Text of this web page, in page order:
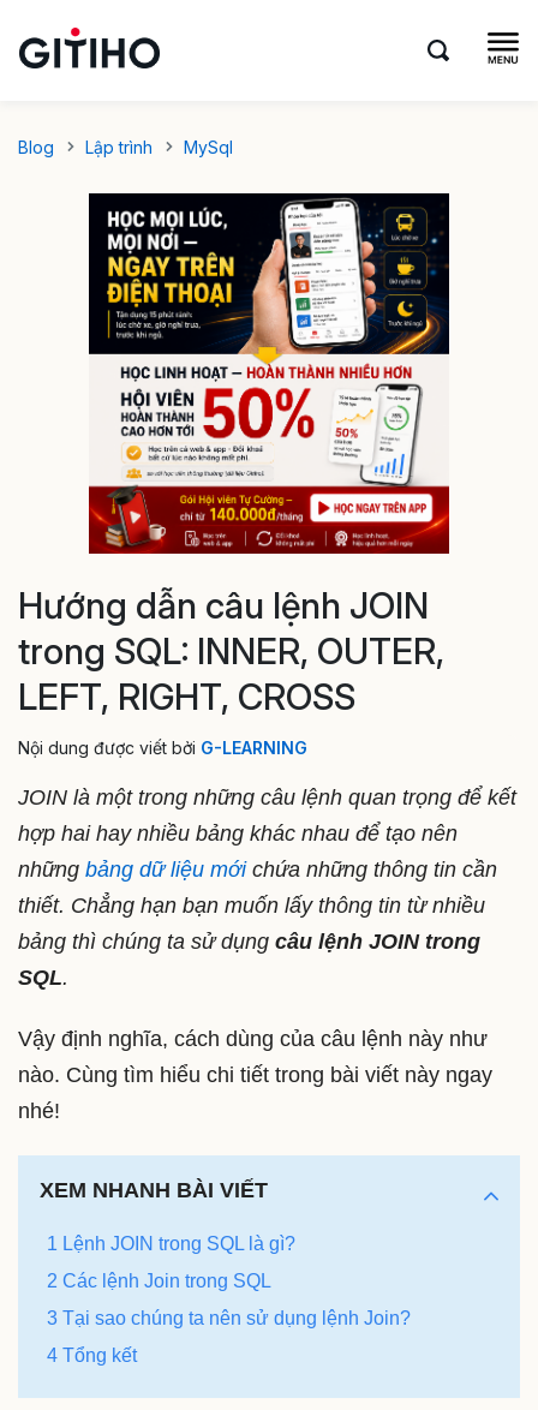
Blog Lập trình MySql
Hướng dẫn câu lệnh JOIN
trong SQL: INNER, OUTER,
LEFT, RIGHT, CROSS
Nội dung được viết bởi G-LEARNING
JOIN là một trong những câu lệnh quan trọng để kết
hợp hai hay nhiều bảng khác nhau để tạo nên
những bảng dữ liệu mớichứa những thông tin cần
thiết. Chẳng hạn bạn muốn lấy thông tin từ nhiều
bảng thì chúng ta sử dụng câu lệnh JOIN trong
SQL.
Vậy định nghĩa, cách dùng của câu lệnh này như
nào. Cùng tìm hiểu chi tiết trong bài viết này ngay
nhé!
XEM NHANH BÀI VIẾT
1 Lệnh JOIN trong SQL là gì?
2 Các lệnh Join trong SQL
3 Tại sao chúng ta nên sử dụng lệnh Join?
4 Tổng kết